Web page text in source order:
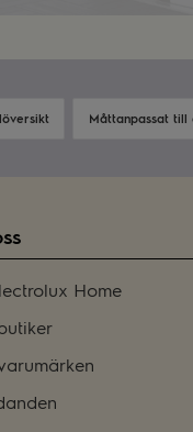
Måttanpassat till
Home